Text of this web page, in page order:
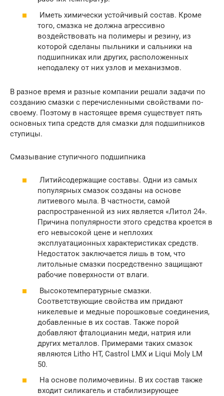
Иметь химически устойчивый состав. Кроме
того, смазка не должна агрессивно
воздействовать на полимеры и резину, из
которой сделаны пыльники и сальники на
подшипниках или других, расположенных
неподалеку от них узлов и механизмов.
В разное время и разные компании решали задачи по
созданию смазки с перечисленными свойствами по-
своему. Поэтому в настоящее время существует пять
основных типа средств для смазки для подшипников
ступицы.
Смазывание ступичного подшипника
Литийсодержащие составы. Одни из самых
популярных смазок созданы на основе
литиевого мыла. В частности, самой
распространенной из них является «Литол 24».
Причина популярности этого средства кроется в
его невысокой цене и неплохих
эксплуатационных характеристиках средств.
Недостаток заключается лишь в том, что
литольные смазки посредственно защищают
рабочие поверхности от влаги.
Высокотемпературные смазки.
Соответствующие свойства им придают
никелевые и медные порошковые соединения,
добавленные в их состав. Также порой
добавляют фталоцианин меди, натрия или
других металлов. Примерами таких смазок
являются Litho HT, Castrol LMX и Liqui Moly LM
50.
На основе полимочевины. В их состав также
входит силикагель и стабилизирующее